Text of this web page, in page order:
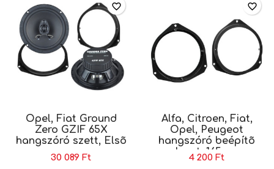
Opel, Fiat Ground
Zero GZIF 65X
hangszóró szett, Elsõ
30 089 Ft
favorite_border
Alfa, Citroen, Fiat,
Opel, Peugeot
hangszóró beépítõ
keret, 165mm
(CT25VX06)
4 200 Ft
favorite_border